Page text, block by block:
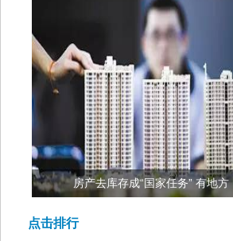
房产去库存成“国家任务” 有地方
点击排行